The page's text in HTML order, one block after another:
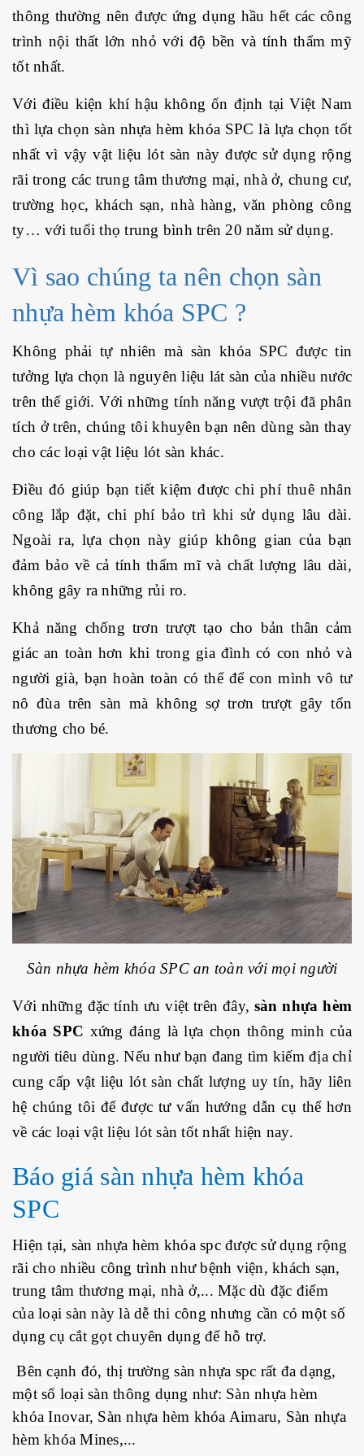
thông thường nên được ứng dụng hầu hết các công
trình nội thất lớn nhỏ với độ bền và tính thẩm mỹ
tốt nhất.
Với điều kiện khí hậu không ổn định tại Việt Nam
thì lựa chọn sàn nhựa hèm khóa SPC là lựa chọn tốt
nhất vì vậy vật liệu lót sàn này được sử dụng rộng
rãi trong các trung tâm thương mại, nhà ở, chung cư,
trường học, khách sạn, nhà hàng, văn phòng công
ty… với tuổi thọ trung bình trên 20 năm sử dụng.
Vì sao chúng ta nên chọn sàn
nhựa hèm khóa SPC ?
Không phải tự nhiên mà sàn khóa SPC được tin
tưởng lựa chọn là nguyên liệu lát sàn của nhiều nước
trên thế giới. Với những tính năng vượt trội đã phân
tích ở trên, chúng tôi khuyên bạn nên dùng sàn thay
cho các loại vật liệu lót sàn khác.
Điều đó giúp bạn tiết kiệm được chi phí thuê nhân
công lắp đặt, chi phí bảo trì khi sử dụng lâu dài.
Ngoài ra, lựa chọn này giúp không gian của bạn
đảm bảo về cả tính thẩm mĩ và chất lượng lâu dài,
không gây ra những rủi ro.
Khả năng chống trơn trượt tạo cho bản thân cảm
giác an toàn hơn khi trong gia đình có con nhỏ và
người già, bạn hoàn toàn có thể để con mình vô tư
nô đùa trên sàn mà không sợ trơn trượt gây tổn
thương cho bé.
Sàn nhựa hèm khóa SPC an toàn với mọi người
Với những đặc tính ưu việt trên đây, sàn nhựa hèm
khóa SPC xứng đáng là lựa chọn thông minh của
người tiêu dùng. Nếu như bạn đang tìm kiếm địa chỉ
cung cấp vật liệu lót sàn chất lượng uy tín, hãy liên
hệ chúng tôi để được tư vấn hướng dẫn cụ thể hơn
về các loại vật liệu lót sàn tốt nhất hiện nay.
Báo giá sàn nhựa hèm khóa
SPC
Hiện tại, sàn nhựa hèm khóa spc được sử dụng rộng
rãi cho nhiều công trình như bệnh viện, khách sạn,
trung tâm thương mại, nhà ở,... Mặc dù đặc điểm
của loại sàn này là dễ thi công nhưng cần có một số
dụng cụ cắt gọt chuyên dụng để hỗ trợ.
Bên cạnh đó, thị trường sàn nhựa spc rất đa dạng,
một số loại sàn thông dụng như: Sàn nhựa hèm
khóa Inovar, Sàn nhựa hèm khóa Aimaru, Sàn nhựa
hèm khóa Mines,...